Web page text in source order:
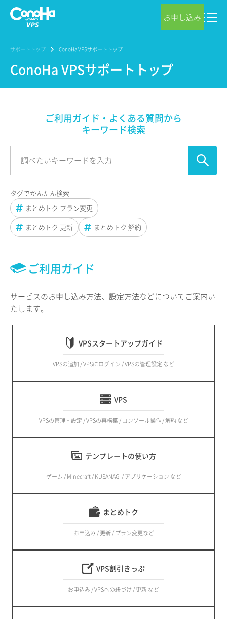
お申し込み
サポートトップ ConoHa VPSサポートトップ
ConoHa VPSサポートトップ
ご利用ガイド・よくある質問から
キーワード検索
タグでかんたん検索
まとめトク プラン変更
まとめトク 更新
まとめトク 解約
ご利用ガイド
サービスのお申し込み方法、設定方法などについてご案内い
たします。
VPSスタートアップガイド
VPSの追加 / VPSにログイン / VPSの管理設定 など
VPS
VPSの管理・設定 / VPSの再構築 / コンソール操作 / 解約 など
テンプレートの使い方
ゲーム / Minecraft / KUSANAGI / アプリケーション など
まとめトク
お申込み / 更新 / プラン変更など
VPS割引きっぷ
お申込み / VPSへの紐づけ / 更新 など